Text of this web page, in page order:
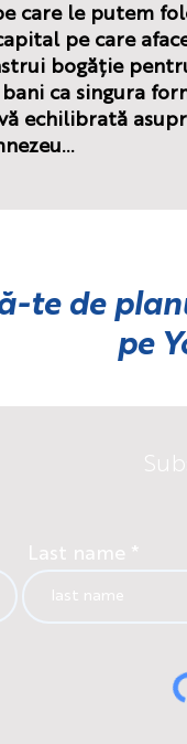
care le putem
pe care
bogăție
ca singura
echilibrată
te de
pe
Last name